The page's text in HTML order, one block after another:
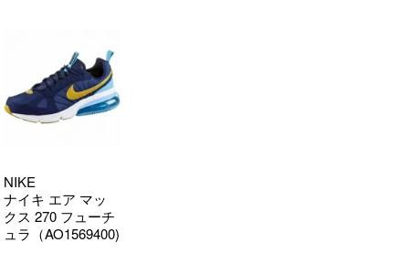
NIKE
ナイキ エア マッ
クス 270 フューチ
ュラ（AO1569400)